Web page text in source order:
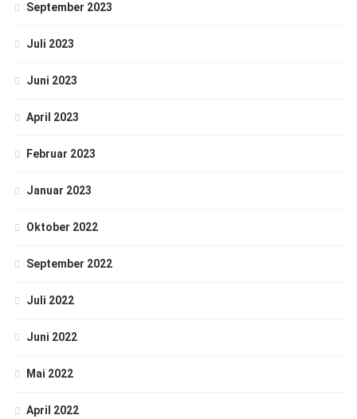
September 2023
Juli 2023
Juni 2023
April 2023
Februar 2023
Januar 2023
Oktober 2022
September 2022
Juli 2022
Juni 2022
Mai 2022
April 2022